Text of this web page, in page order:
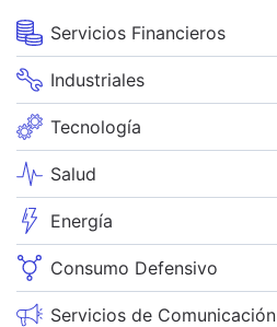
Servicios Financieros
Industriales
Tecnología
Salud
Energía
Consumo Defensivo
Servicios de Comunicación